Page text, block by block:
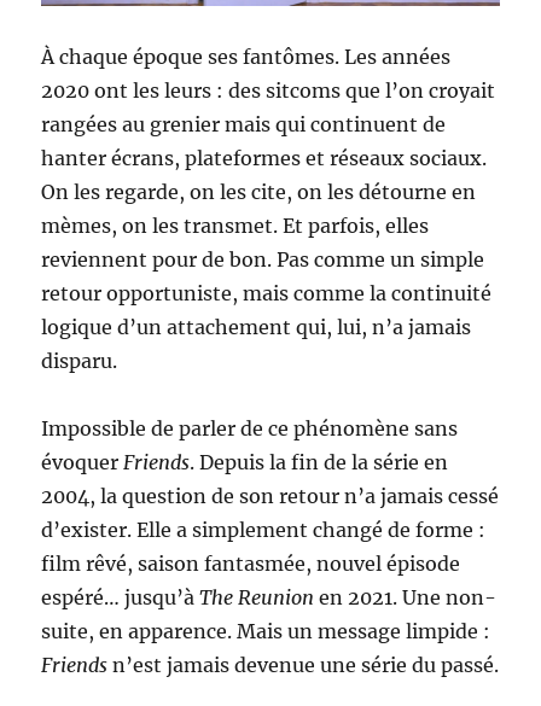
À chaque époque ses fantômes. Les années
2020 ont les leurs : des sitcoms que l’on croyait
rangées au grenier mais qui continuent de
hanter écrans, plateformes et réseaux sociaux.
On les regarde, on les cite, on les détourne en
mèmes, on les transmet. Et parfois, elles
reviennent pour de bon. Pas comme un simple
retour opportuniste, mais comme la continuité
logique d’un attachement qui, lui, n’a jamais
disparu.
Impossible de parler de ce phénomène sans
évoquer Friends. Depuis la fin de la série en
2004, la question de son retour n’a jamais cessé
d’exister. Elle a simplement changé de forme :
film rêvé, saison fantasmée, nouvel épisode
espéré… jusqu’àThe Reunion en 2021. Une non-
suite, en apparence. Mais un message limpide :
Friends n’est jamais devenue une série du passé.